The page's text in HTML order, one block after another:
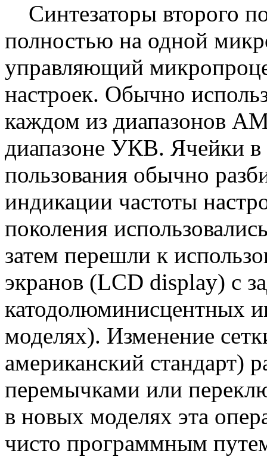
Синтезаторы второго
полностью на одной
управляющий
настроек. Обычно
каждом из диапазонов
диапазоне УКВ. Ячейки в
пользования обычно
индикации частоты
поколения
затем перешли к
экранов (LCD display) с
катодолюминисцентных
моделях). Изменение
американский стандарт)
перемычками или
в новых моделях эта
чисто программным